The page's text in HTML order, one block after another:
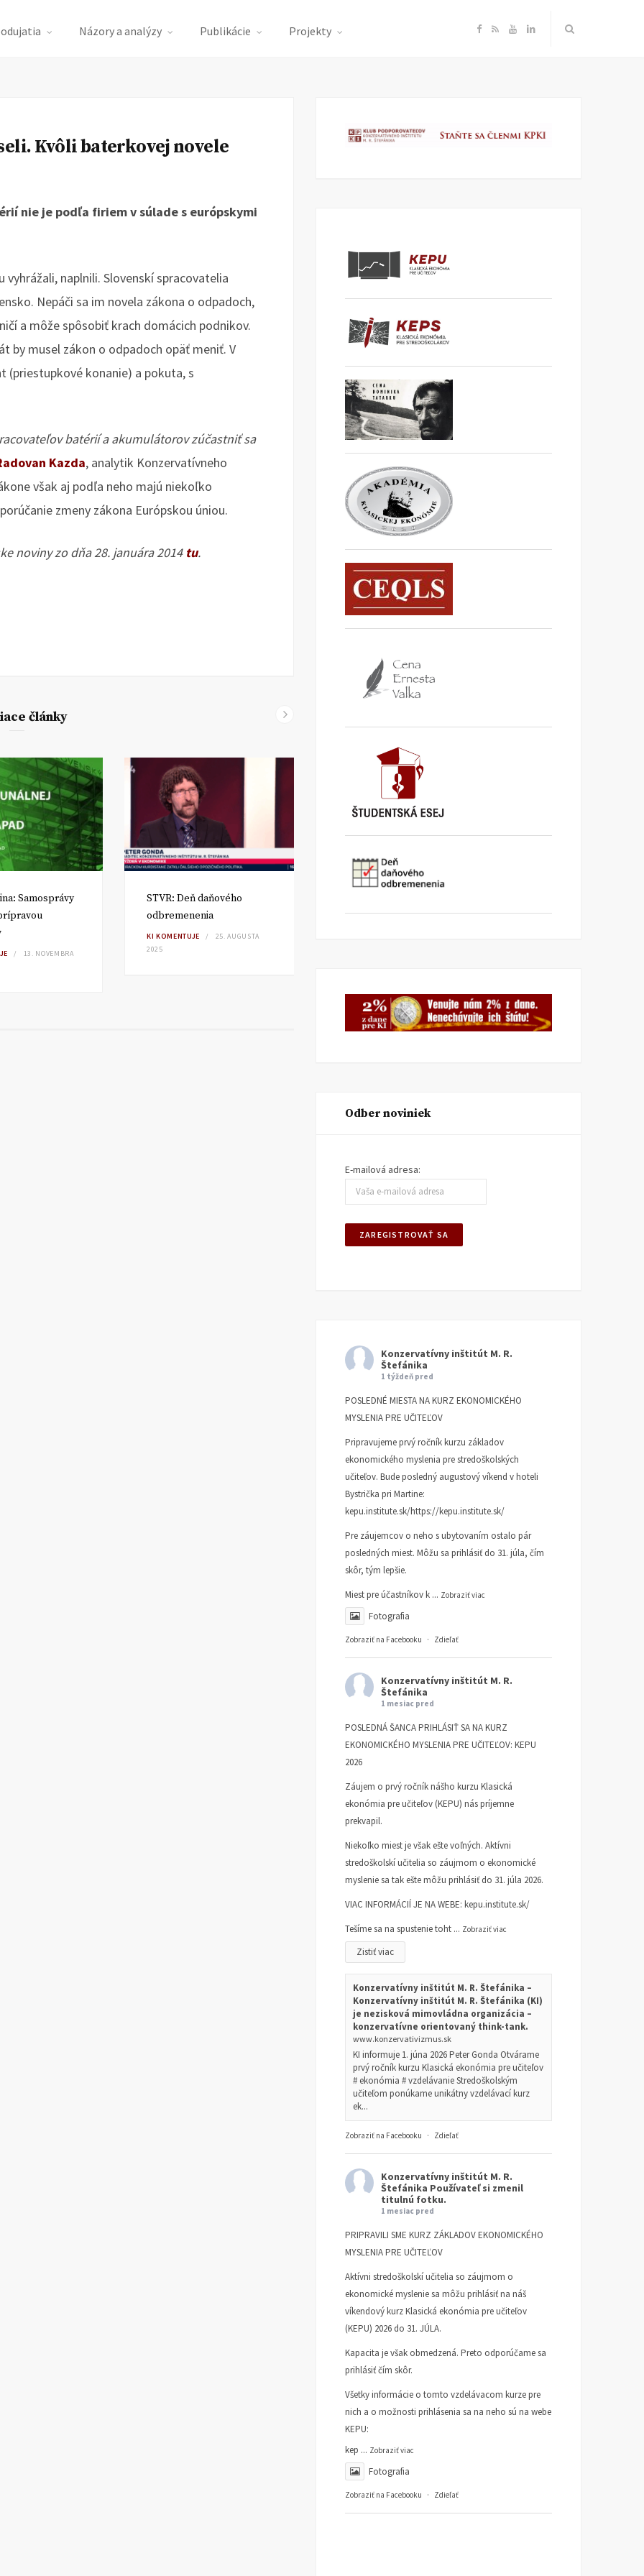
Názory a analýzy Publikácie Projekty F
e
R Y
T
L
k
Kvôli baterkovej novele
nie je podľa firiem v súlade s európskymi
naplnili. Slovenskí spracovatelia
Nepáči sa im novela zákona o odpadoch,
a môže spôsobiť krach domácich podnikov.
by musel zákon o odpadoch opäť meniť. V
(priestupkové konanie) a pokuta, s
batérií a akumulátorov zúčastniť sa
Kazda, analytik Konzervatívneho
však aj podľa neho majú niekoľko
zmeny zákona Európskou úniou.
noviny zo dňa 28. januára 2014 tu.
články
Samosprávy
13. NOVEMBRA
STVR: Deň daňového
odbremenenia
KI KOMENTUJE
25. AUGUSTA
2025
kedy už pracujeme pre
k trom socialistickým
Odber noviniek
E-mailová adresa:
Konzervatívny inštitút M. R.
Štefánika
1 týždeň pred
POSLEDNÉ MIESTA NA KURZ EKONOMICKÉHO
MYSLENIA PRE UČITEĽOV
Pripravujeme prvý ročník kurzu základov
ekonomického myslenia pre stredoškolských
učiteľov. Bude posledný augustový víkend v hoteli
Bystrička pri Martine:
kepu.institute.sk/https://kepu.institute.sk/
Pre záujemcov o neho s ubytovaním ostalo pár
posledných miest. Môžu sa prihlásiť do 31. júla, čím
skôr, tým lepšie.
Miest pre účastníkov k ... Zobraziť viac
Fotografia
Zobraziť na Facebooku · Zdieľať
Konzervatívny inštitút M. R.
Štefánika
1 mesiac pred
POSLEDNÁ ŠANCA PRIHLÁSIŤ SA NA KURZ
EKONOMICKÉHO MYSLENIA PRE UČITEĽOV: KEPU
2026
Záujem o prvý ročník nášho kurzu Klasická
ekonómia pre učiteľov (KEPU) nás príjemne
prekvapil.
Niekoľko miest je však ešte voľných. Aktívni
stredoškolskí učitelia so záujmom o ekonomické
myslenie sa tak ešte môžu prihlásiť do 31. júla 2026.
VIAC INFORMÁCIÍ JE NA WEBE: kepu.institute.sk/
Tešíme sa na spustenie toht ... Zobraziť viac
Zistiť viac
Konzervatívny inštitút M. R. Štefánika –
Konzervatívny inštitút M. R. Štefánika (KI)
je nezisková mimovládna organizácia –
konzervatívne orientovaný think-tank.
www.konzervativizmus.sk
KI informuje 1. júna 2026 Peter Gonda Otvárame
prvý ročník kurzu Klasická ekonómia pre učiteľov
# ekonómia # vzdelávanie Stredoškolským
učiteľom ponúkame unikátny vzdelávací kurz
ek...
Zobraziť na Facebooku · Zdieľať
Konzervatívny inštitút M. R.
Štefánika Používateľ si zmenil
titulnú fotku.
1 mesiac pred
PRIPRAVILI SME KURZ ZÁKLADOV EKONOMICKÉHO
MYSLENIA PRE UČITEĽOV
Aktívni stredoškolskí učitelia so záujmom o
ekonomické myslenie sa môžu prihlásiť na náš
víkendový kurz Klasická ekonómia pre učiteľov
(KEPU) 2026 do 31. JÚLA.
Kapacita je však obmedzená. Preto odporúčame sa
prihlásiť čím skôr.
Všetky informácie o tomto vzdelávacom kurze pre
nich a o možnosti prihlásenia sa na neho sú na webe
KEPU:
kep ... Zobraziť viac
Fotografia
Zobraziť na Facebooku · Zdieľať